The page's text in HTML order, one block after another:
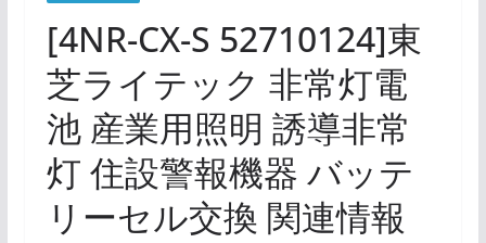
[4NR-CX-S 52710124]東
芝ライテック 非常灯電
池 産業用照明 誘導非常
灯 住設警報機器 バッテ
リーセル交換 関連情報